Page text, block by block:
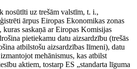
nosūtīti uz trešām valstīm, t. i.,
ārpus Eiropas Ekonomikas zonas
kuras saskaņā ar Eiropas Komisijas
pietiekamu datu aizsardzību (trešās
atbilstošu aizsardzības līmeni), datu
mehānismus, kas atbilst
aktiem, tostarp ES „standarta līguma